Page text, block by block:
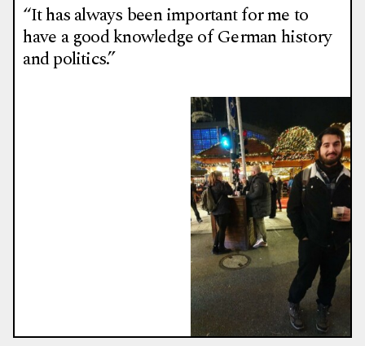
“It has always been important for me to
have a good knowledge of German history
and politics.”